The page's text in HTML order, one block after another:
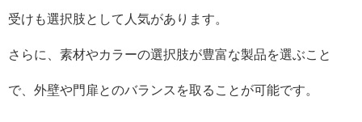
受けも選択肢として人気があります。
さらに、素材やカラーの選択肢が豊富な製品を選ぶこと
で、外壁や門扉とのバランスを取ることが可能です。